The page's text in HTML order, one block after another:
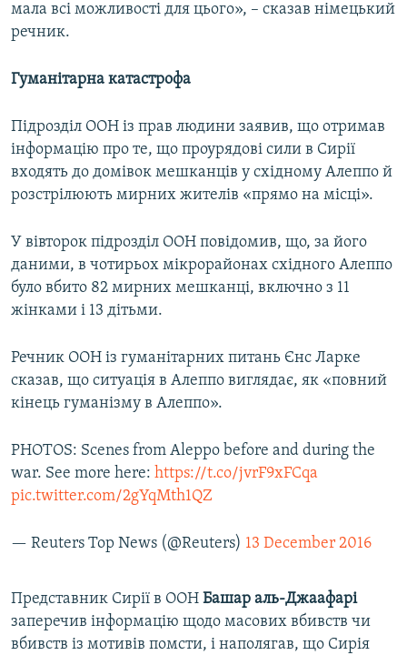
мала всі можливості для цього», – сказав німецький
речник.
Гуманітарна катастрофа
Підрозділ ООН із прав людини заявив, що отримав
інформацію про те, що проурядові сили в Сирії
входять до домівок мешканців у східному Алеппо й
розстрілюють мирних жителів «прямо на місці».
У вівторок підрозділ ООН повідомив, що, за його
даними, в чотирьох мікрорайонах східного Алеппо
було вбито 82 мирних мешканці, включно з 11
жінками і 13 дітьми.
Речник ООН із гуманітарних питань Єнс Ларке
сказав, що ситуація в Алеппо виглядає, як «повний
кінець гуманізму в Алеппо».
PHOTOS: Scenes from Aleppo before and during the
war. See more here: https://t.co/jvrF9xFCqa
pic.twitter.com/2gYqMth1QZ
— Reuters Top News (@Reuters) 13 December 2016
Представник Сирії в ООН Башар аль-Джаафарі
заперечив інформацію щодо масових вбивств чи
вбивств із мотивів помсти, і наполягав, що Сирія